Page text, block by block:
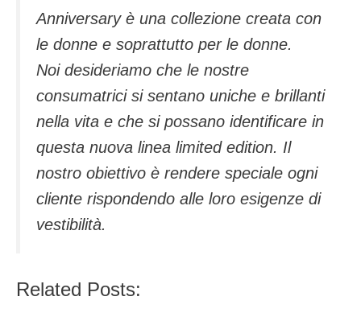
Anniversary è una collezione creata con
le donne e soprattutto per le donne.
Noi desideriamo che le nostre
consumatrici si sentano uniche e brillanti
nella vita e che si possano identificare in
questa nuova linea limited edition. Il
nostro obiettivo è rendere speciale ogni
cliente rispondendo alle loro esigenze di
vestibilità.
Related Posts: